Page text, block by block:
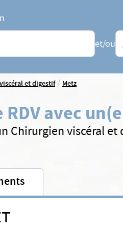
et/ou
et digestif/Metz
RDV avec
Chirurgien viscéral et